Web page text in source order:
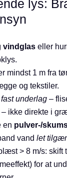
lys:
vindglas eller
mindst 1 m fra
og tekstiler.
fast underlag –
– ikke direkte i
en pulver-/
vand let
> 8 m/s: skift
for at